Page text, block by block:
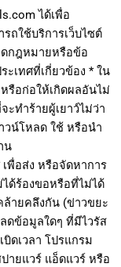
ได้เพื่อ
ถใช้บริการเว็บไซต์
ดกฎหมายหรือข้อ
ะเทศที่เกี่ยวข้อง * ใน
รือก่อให้เกิดผลอันไม่
ทำร้ายผู้เยาว์ไม่ว่า
วน์โหลด ใช้ หรือนำ
น
พื่อส่ง หรือจัดหาการ
ด้ร้องขอหรือที่ไม่ได้
ายคลึงกัน (ข่าวขยะ
ดข้อมูลใดๆ ที่มีไวรัส
ดเวลา โปรแกรม
ายแวร์ แอ็ดแวร์ หรือ